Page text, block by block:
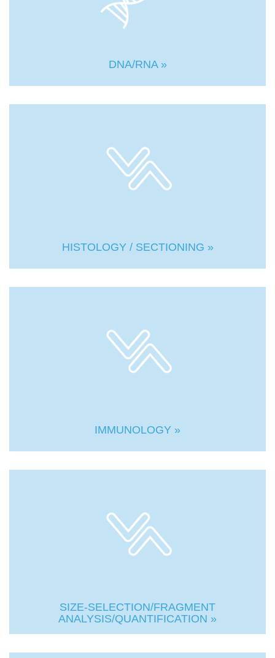
DNA/RNA »
HISTOLOGY / SECTIONING »
IMMUNOLOGY »
SIZE-SELECTION/FRAGMENT
ANALYSIS/QUANTIFICATION »